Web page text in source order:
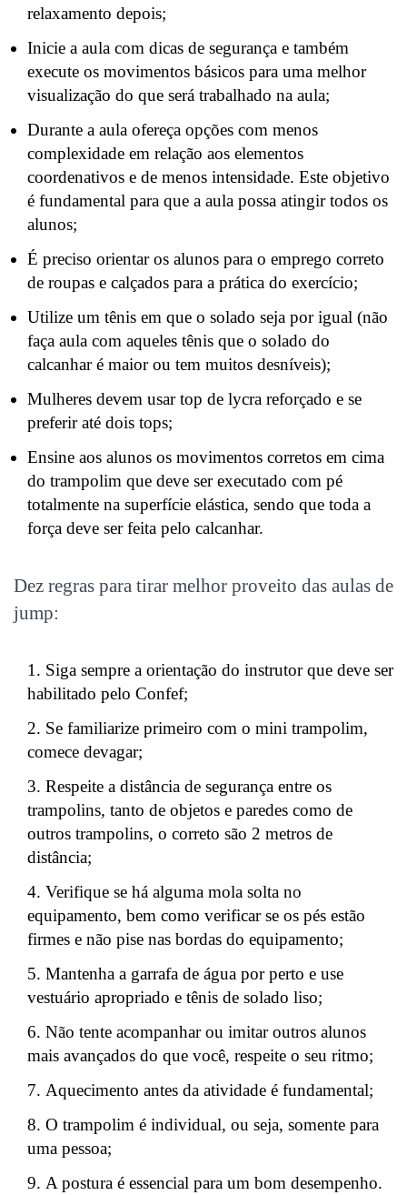
relaxamento depois;
Inicie a aula com dicas de segurança e também
execute os movimentos básicos para uma melhor
visualização do que será trabalhado na aula;
Durante a aula ofereça opções com menos
complexidade em relação aos elementos
coordenativos e de menos intensidade. Este objetivo
é fundamental para que a aula possa atingir todos os
alunos;
É preciso orientar os alunos para o emprego correto
de roupas e calçados para a prática do exercício;
Utilize um tênis em que o solado seja por igual (não
faça aula com aqueles tênis que o solado do
calcanhar é maior ou tem muitos desníveis);
Mulheres devem usar top de lycra reforçado e se
preferir até dois tops;
Ensine aos alunos os movimentos corretos em cima
do trampolim que deve ser executado com pé
totalmente na superfície elástica, sendo que toda a
força deve ser feita pelo calcanhar.
Dez regras para tirar melhor proveito das aulas de
jump:
Siga sempre a orientação do instrutor que deve ser
habilitado pelo Confef;
Se familiarize primeiro com o mini trampolim,
comece devagar;
Respeite a distância de segurança entre os
trampolins, tanto de objetos e paredes como de
outros trampolins, o correto são 2 metros de
distância;
Verifique se há alguma mola solta no
equipamento, bem como verificar se os pés estão
firmes e não pise nas bordas do equipamento;
Mantenha a garrafa de água por perto e use
vestuário apropriado e tênis de solado liso;
Não tente acompanhar ou imitar outros alunos
mais avançados do que você, respeite o seu ritmo;
Aquecimento antes da atividade é fundamental;
O trampolim é individual, ou seja, somente para
uma pessoa;
A postura é essencial para um bom desempenho.